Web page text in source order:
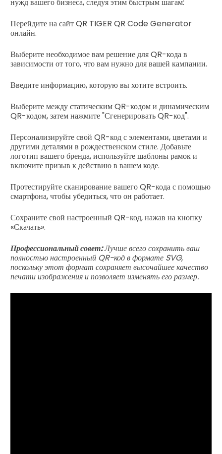
нужд вашего бизнеса, следуя этим быстрым шагам:
Перейдите на сайт QR TIGER QR Code Generator
онлайн.
Выберите необходимое вам решение для QR-кода в
зависимости от того, что вам нужно для вашей кампании.
Введите информацию, которую вы хотите встроить.
Выберите между статическим QR-кодом и динамическим
QR-кодом, затем нажмите "Сгенерировать QR-код".
Персонализируйте свой QR-код с элементами, цветами и
другими деталями в рождественском стиле. Добавьте
логотип вашего бренда, используйте шаблоны рамок и
включите призыв к действию в вашем коде.
Протестируйте сканирование вашего QR-кода с помощью
смартфона, чтобы убедиться, что он работает.
Сохраните свой настроенный QR-код, нажав на кнопку
«Скачать».
Профессиональный совет:Лучше всего сохранить ваш
полностью настроенный QR-код в формате SVG,
поскольку этот формат сохраняет высочайшее качество
печати изображения и позволяет изменять его размер.